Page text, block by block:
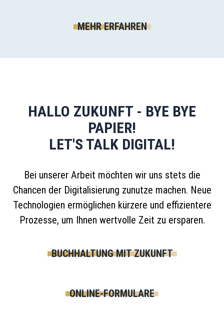
MEHR ERFAHREN
HALLO ZUKUNFT - BYE BYE
PAPIER!
LET'S TALK DIGITAL!
Bei unserer Arbeit möchten wir uns stets die
Chancen der Digitalisierung zunutze machen. Neue
Technologien ermöglichen kürzere und effizientere
Prozesse, um Ihnen wertvolle Zeit zu ersparen.
BUCHHALTUNG MIT ZUKUNFT
ONLINE-FORMULARE